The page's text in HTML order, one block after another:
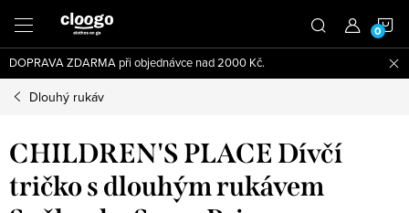
obsah
DOPRAVA ZDARMA při objednávce nad 2000 Kč.
Dlouhý rukáv
CHILDREN'S PLACE Dívčí
tričko s dlouhým rukávem